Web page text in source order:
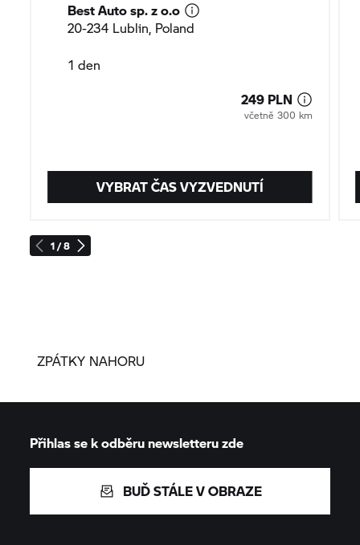
1 / 8
VYBRAT ČAS VYZVEDNUTÍ
Best Auto sp. z o.o
20-234 Lublin, Poland
1 den
249 PLN
včetně 300 km
ZPÁTKY NAHORU
Přihlas se k odběru newsletteru zde
BUĎ STÁLE V OBRAZE